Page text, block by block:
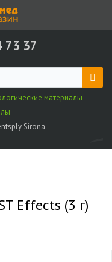
73 37
материалы
Sirona
Effects (3 г)